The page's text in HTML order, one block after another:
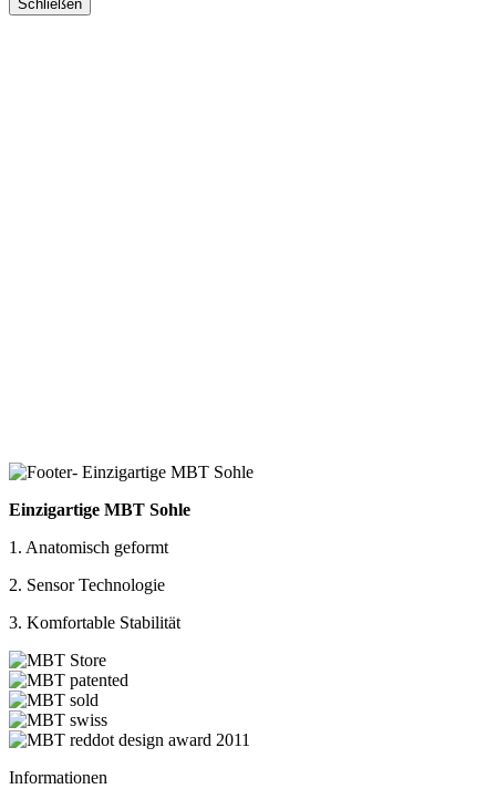
Schließen
Einzigartige MBT Sohle
1. Anatomisch geformt
2. Sensor Technologie
3. Komfortable Stabilität
Informationen